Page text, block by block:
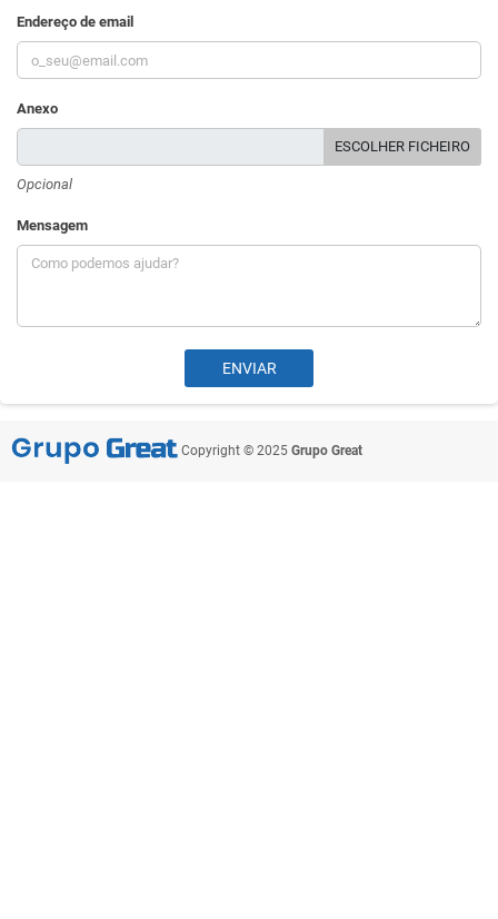
Endereço de email
Anexo
ESCOLHER FICHEIRO
Opcional
Mensagem
Copyright © 2025 Grupo Great